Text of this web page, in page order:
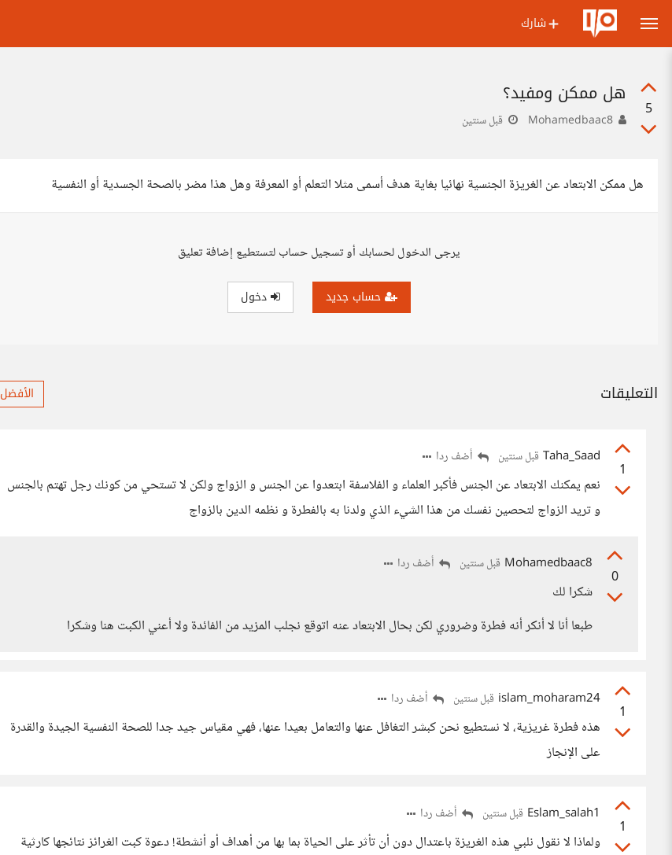
شارك
5
هل ممكن ومفيد؟
قبل سنتين
هل ممكن الابتعاد عن الغريزة الجنسية نهائيا بغاية هدف أسمى مثلا التعلم أو المعرفة وهل هذا مضر بالصحة الجسدية أو النفسية
يرجى الدخول لحسابك أو تسجيل حساب لتستطيع إضافة تعليق
حساب جديد دخول
التعليقات الأفضل
1
Taha_Saad قبل سنتين أضف ردا
نعم يمكنك الابتعاد عن الجنس فأكبر العلماء و الفلاسفة ابتعدوا عن الجنس و الزواج ولكن لا تستحي من كونك رجل تهتم بالجنس
و تريد الزواج لتحصين نفسك من هذا الشيء الذي ولدنا به بالفطرة و نظمه الدين بالزواج
0
Mohamedbaac8 قبل سنتين أضف ردا
شكرا لك
طبعا أنا لا أنكر أنه فطرة وضروري لكن بحال الابتعاد عنه اتوقع نجلب المزيد من الفائدة ولا أعني الكبت هنا وشكرا
1
islam_moharam24 قبل سنتين أضف ردا
هذه فطرة غريزية، لا نستطيع نحن كبشر التغافل عنها والتعامل بعيدا عنها، فهي مقياس جيد جدا للصحة النفسية الجيدة والقدرة
على الإنجاز
1
Eslam_salah1 قبل سنتين أضف ردا
ولماذا لا نقول نلبي هذه الغريزة باعتدال دون أن تأثر على الحياة بما بها من أهداف أو أنشطة! دعوة كبت الغرائز نتائجها كارثية